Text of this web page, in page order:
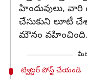
హిందువులు, వారి
చేసుకుని లూటీ
మౌనం వహించింది.
ట్విట్టర్ పోస్ట్ చేయండి